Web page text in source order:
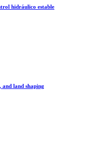
hidráulico estable
land shaping